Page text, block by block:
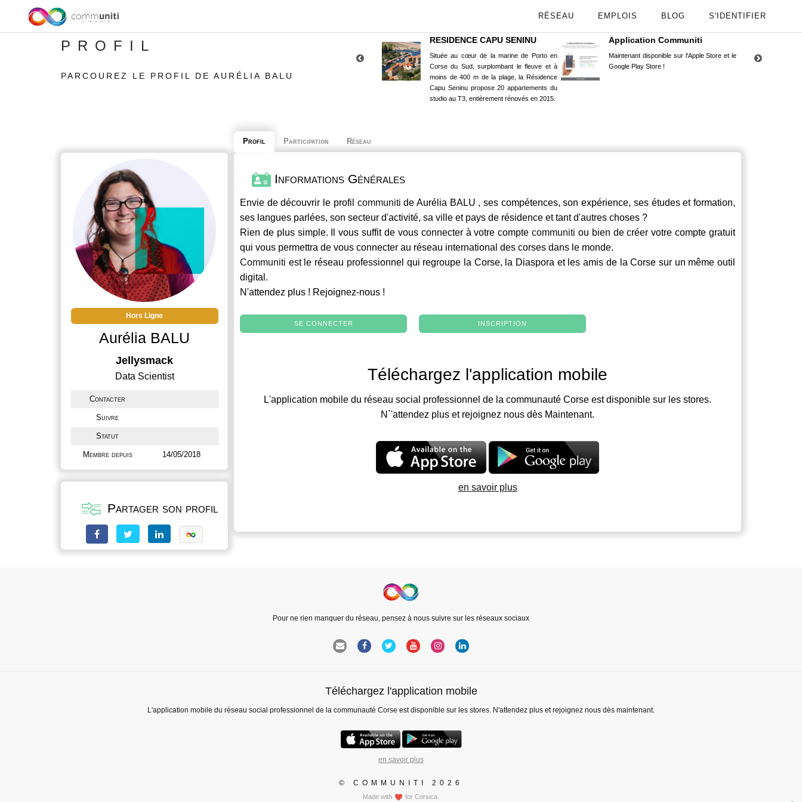
RÉSEAU EMPLOIS BLOG S'IDENTIFIER
PROFIL
PARCOUREZ LE PROFIL DE AURÉLIA BALU
RESIDENCE CAPU SENINU
Située au cœur de la marine de Porto en
Corse du Sud, surplombant le fleuve et à
moins de 400 m de la plage, la Résidence
Capu Seninu propose 20 appartements du
studio au T3, entièrement rénovés en 2015.
Application Communiti
Maintenant disponible sur l'Apple Store et le
Google Play Store !
Hors Ligne
Aurélia BALU
Jellysmack
Data Scientist
Contacter
Suivre
Statut
Membre depuis 14/05/2018
Partager son profil
Profil Participation Réseau
Informations Générales
Envie de découvrir le profil communiti de Aurélia BALU , ses compétences, son expérience, ses études et formation,
ses langues parlées, son secteur d'activité, sa ville et pays de résidence et tant d'autres choses ?
Rien de plus simple. Il vous suffit de vous connecter à votre comptecommuniti ou bien de créer votre compte gratuit
qui vous permettra de vous connecter au réseau international des corses dans le monde.
Communiti est le réseau professionnel qui regroupe la Corse, la Diaspora et les amis de la Corse sur un même outil
digital.
N'attendez plus ! Rejoignez-nous !
SE CONNECTER INSCRIPTION
Téléchargez l'application mobile
L'application mobile du réseau social professionnel de la communauté Corse est disponible sur les stores.
N`'attendez plus et rejoignez nous dès Maintenant.
en savoir plus
Pour ne rien manquer du réseau, pensez à nous suivre sur les réseaux sociaux
Téléchargez l'application mobile
L'application mobile du réseau social professionnel de la communauté Corse est disponible sur les stores. N'attendez plus et rejoignez nous dès maintenant.
en savoir plus
© COMMUNITI 2026
Made with for Corsica.